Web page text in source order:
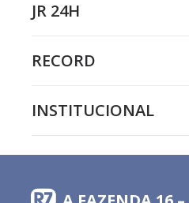
JR 24H
RECORD
INSTITUCIONAL